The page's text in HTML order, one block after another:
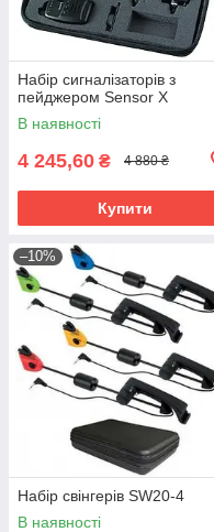
Набір сигналізаторів з
пейджером Sensor X
В наявності
4 245,60 ₴ 4 880 ₴
Купити
–10%
Набір свінгерів SW20-4
В наявності